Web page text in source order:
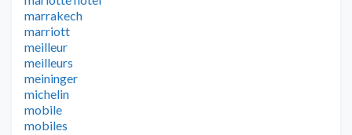
marrakech
marriott
meilleur
meilleurs
meininger
michelin
mobile
mobiles